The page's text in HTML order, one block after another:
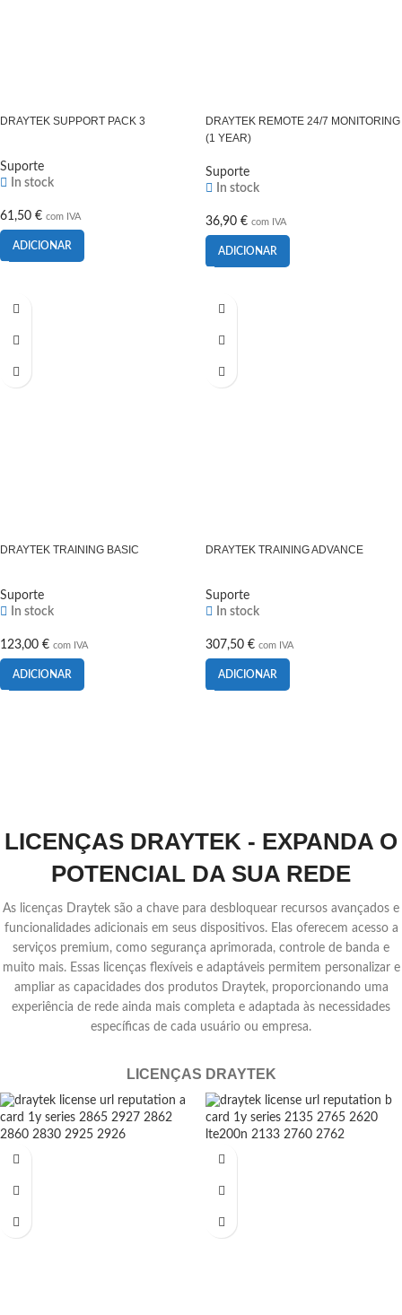
DRAYTEK SUPPORT PACK 3
Suporte
In stock
61,50 € com IVA
ADICIONAR
DRAYTEK REMOTE 24/7 MONITORING
(1 YEAR)
Suporte
In stock
36,90 € com IVA
ADICIONAR
DRAYTEK TRAINING BASIC
Suporte
In stock
123,00 € com IVA
ADICIONAR
DRAYTEK TRAINING ADVANCE
Suporte
In stock
307,50 € com IVA
ADICIONAR
LICENÇAS DRAYTEK - EXPANDA O
POTENCIAL DA SUA REDE
As licenças Draytek são a chave para desbloquear recursos avançados e
funcionalidades adicionais em seus dispositivos. Elas oferecem acesso a
serviços premium, como segurança aprimorada, controle de banda e
muito mais. Essas licenças flexíveis e adaptáveis permitem personalizar e
ampliar as capacidades dos produtos Draytek, proporcionando uma
experiência de rede ainda mais completa e adaptada às necessidades
específicas de cada usuário ou empresa.
LICENÇAS DRAYTEK